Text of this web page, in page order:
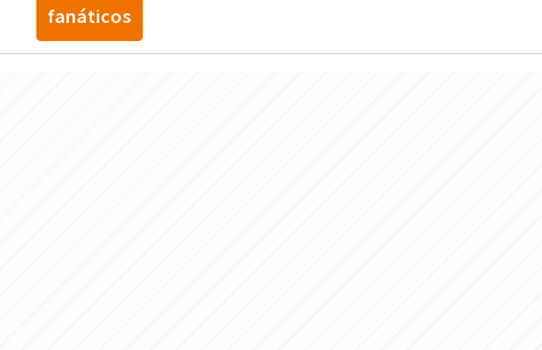
fanáticos